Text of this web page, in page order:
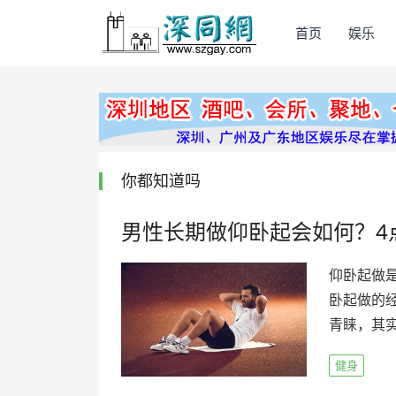
首页 娱乐
你都知道吗
男性长期做仰卧起会如何？4
仰卧起做
卧起做的
青睐，其
健身